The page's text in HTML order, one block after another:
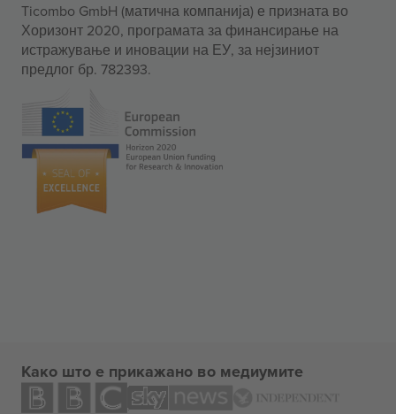
Ticombo GmbH (матична компанија) е призната во
Хоризонт 2020, програмата за финансирање на
истражување и иновации на ЕУ, за нејзиниот
предлог бр. 782393.
Како што е прикажано во медиумите